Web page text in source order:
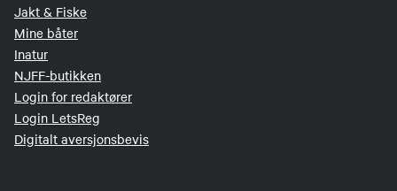
Jakt & Fiske
Mine båter
Inatur
NJFF-butikken
Login for redaktører
Login LetsReg
Digitalt aversjonsbevis